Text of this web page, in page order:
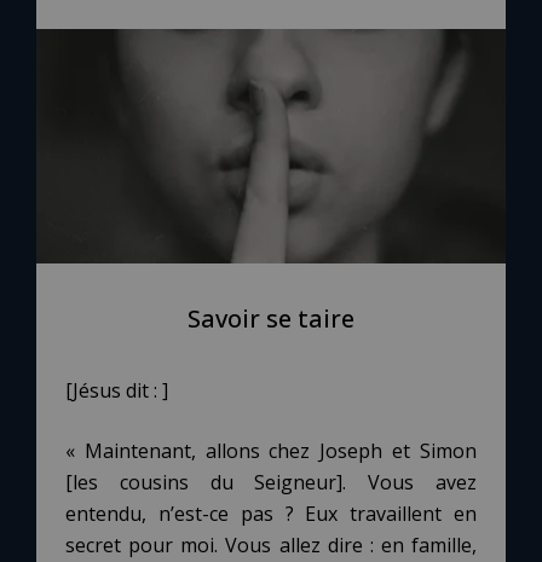
Savoir se taire
[Jésus dit : ]
« Maintenant, allons chez Joseph et Simon
[les cousins du Seigneur]. Vous avez
entendu, n’est-ce pas ? Eux travaillent en
secret pour moi. Vous allez dire : en famille,